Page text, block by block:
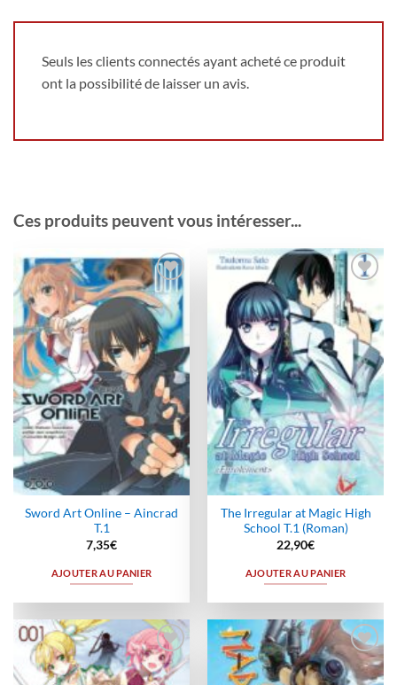
Seuls les clients connectés ayant acheté ce produit
ont la possibilité de laisser un avis.
Ces produits peuvent vous intéresser...
Ajouter
à la
wishlist
Sword Art Online – Aincrad
T.1
7,35€
AJOUTER AU PANIER
Ajouter
à la
wishlist
The Irregular at Magic High
School T.1 (Roman)
22,90€
AJOUTER AU PANIER
Ajouter
à la
Ajouter
à la